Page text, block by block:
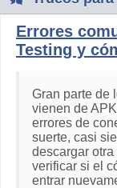
Errores
Testing y
Gran parte de
vienen de
errores de
suerte, casi
descargar
verificar si el
entrar